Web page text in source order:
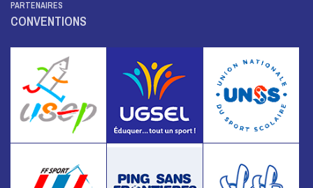
PARTENAIRES
CONVENTIONS